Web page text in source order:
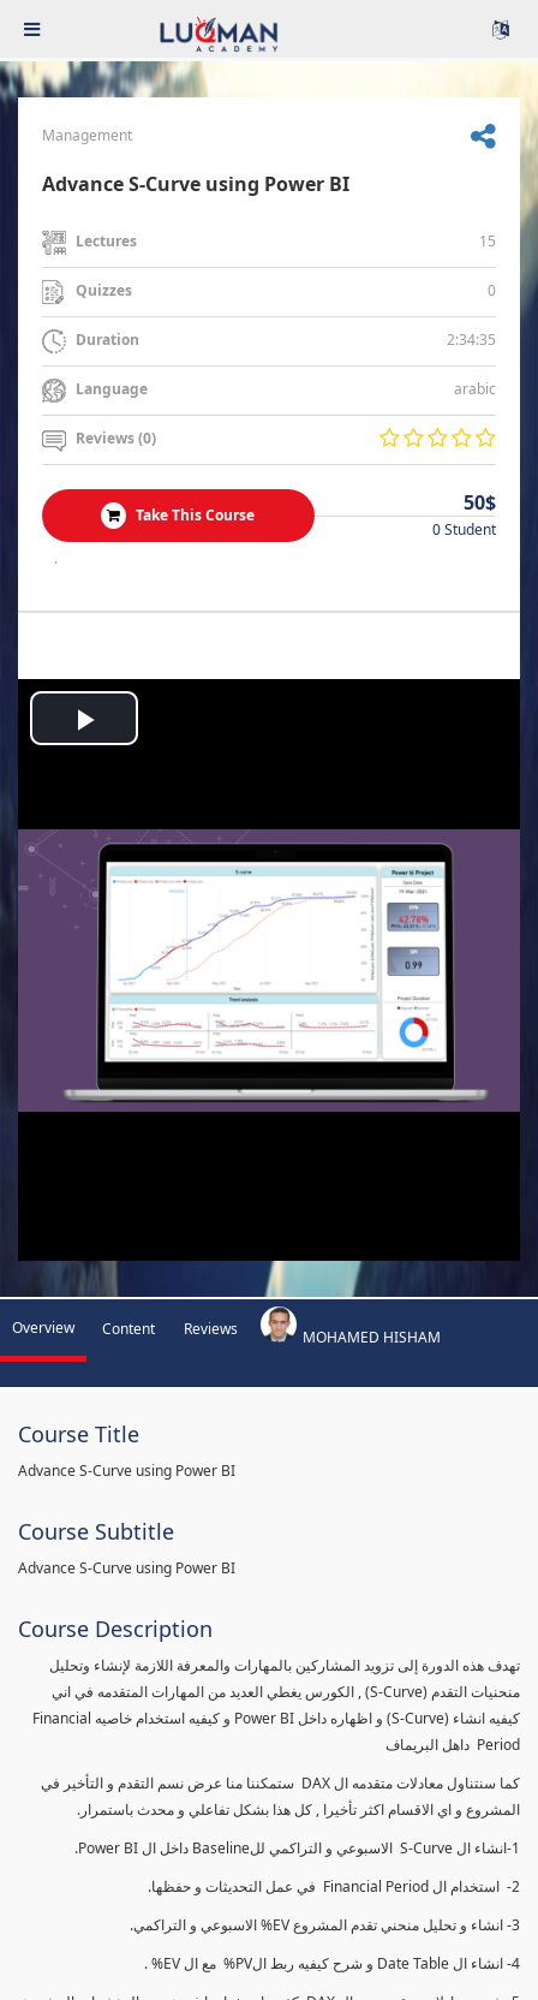
Management
Advance S-Curve using Power BI
Lectures 15
Quizzes 0
Duration 2:34:35
Language arabic
Reviews (0)
Take This Course 50$
0 Student
.
Play
Overview Content Reviews MOHAMED HISHAM
Course Title
Advance S-Curve using Power BI
Course Subtitle
Advance S-Curve using Power BI
Course Description
تهدف هذه الدورة إلى تزويد المشاركين بالمهارات والمعرفة اللازمة لإنشاء وتحليل
منحنيات التقدم (S-Curve) , الكورس يغطي العديد من المهارات المتقدمه في اني
كيفيه انشاء (S-Curve) و اظهاره داخل Power BI و كيفيه استخدام خاصيه Financial
Period داهل البريماف
كما سنتناول معادلات متقدمه ال DAX ستمكننا منا عرض نسم التقدم و التأخير في
المشروع و اي الاقسام اكثر تأخيرا , كل هذا بشكل تفاعلي و محدث باستمرار.
1-انشاء ال S-Curve الاسبوعي و التراكمي للBaseline داخل ال Power BI.
2- استخدام ال Financial Period في عمل التحديثات و حفظها.
3- انشاء و تحليل منحني تقدم المشروع EV% الاسبوعي و التراكمي.
4- انشاء ال Date Table و شرح كيفيه ربط الPV% مع ال EV% .